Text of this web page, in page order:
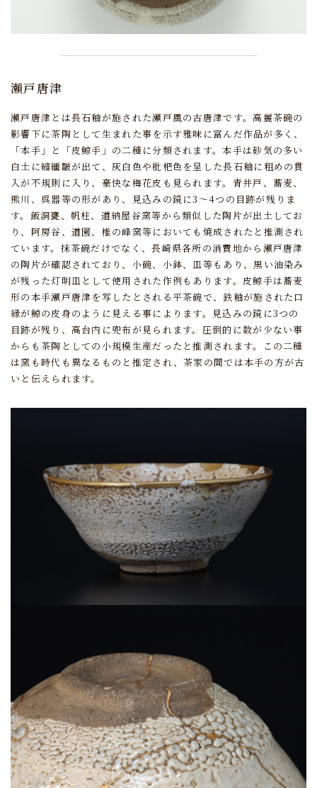
瀬戸唐津
瀬戸唐津とは長石釉が施された瀬戸風の古唐津です。高麗茶碗の
影響下に茶陶として生まれた事を示す雅味に富んだ作品が多く、
「本手」と「皮鯨手」の二種に分類されます。本手は砂気の多い
白土に縮緬皺が出て、 灰白色や枇杷色を呈した長石釉に粗めの貫
入が不規則に入り、豪快な梅花皮も見られます。 青井戸、蕎麦、
熊川、呉器等の形があり、見込みの鏡に3～4つの目跡が残りま
す。 飯洞甕、帆柱、道納屋谷窯等から類似した陶片が出土してお
り、 阿房谷、道園、椎の峰窯等においても焼成されたと推測され
ています。 抹茶碗だけでなく、長崎県各所の消費地から瀬戸唐津
の陶片が確認されており、 小碗、小鉢、皿等もあり、黒い油染み
が残った灯明皿として使用された作例もあります。 皮鯨手は蕎麦
形の本手瀬戸唐津を写したとされる平茶碗で、鉄釉が施された口
縁が鯨の皮身のように見える事によります。
見込みの鏡に3つの
目跡が残り、高台内に兜布が見られます。 圧倒的に数が少ない事
からも茶陶としての小規模生産だったと推測されます。
この二種
は窯も時代も異なるものと推定され、茶家の間では本手の方が古
いと伝えられます。